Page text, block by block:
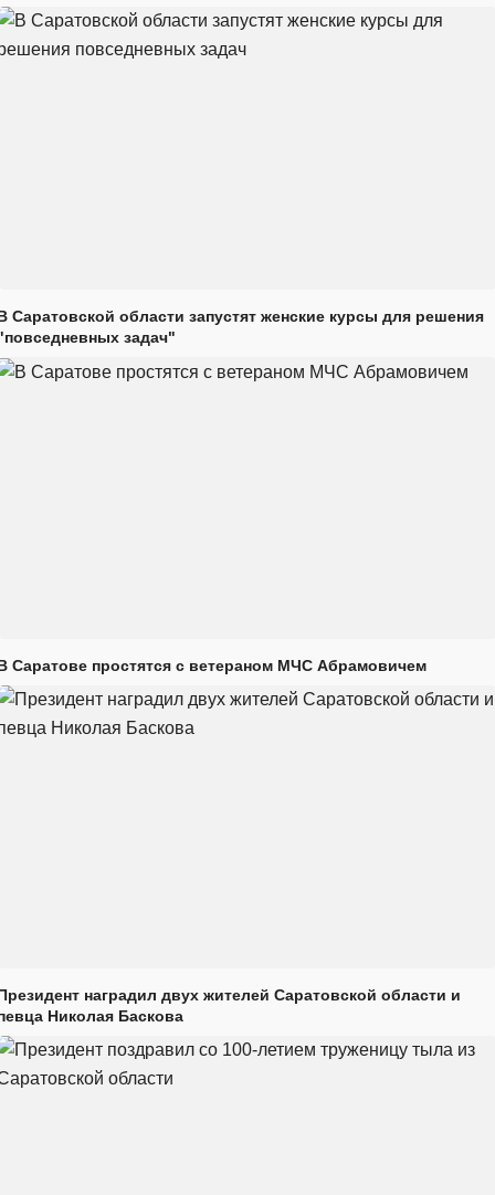
Саратовской области запустят женские курсы для решения
задач"
Саратове простятся с ветераном МЧС Абрамовичем
наградил двух жителей Саратовской области и
Николая Баскова